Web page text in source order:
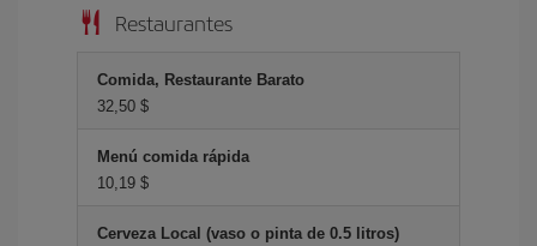
Restaurantes
Comida, Restaurante Barato
32,50 $
Menú comida rápida
10,19 $
Cerveza Local (vaso o pinta de 0.5 litros)